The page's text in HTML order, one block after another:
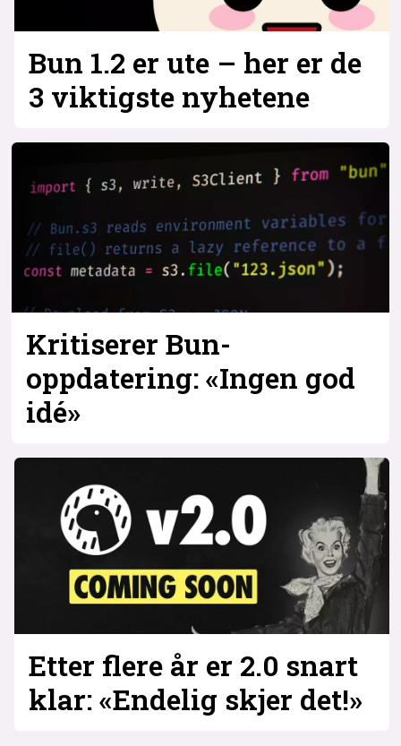
Bun 1.2 er ute – her er de
3 viktigste nyhetene
Kritiserer Bun-
oppdatering: «Ingen god
idé»
Etter flere år er 2.0 snart
klar: «Endelig skjer det!»